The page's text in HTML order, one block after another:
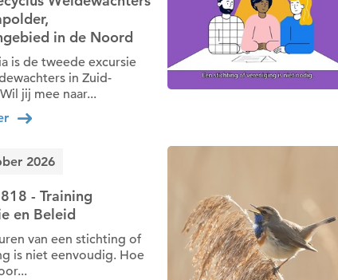
in de Noord
is de tweede excursie
in Zuid-
jij mee naar...
2026
- Training
en Beleid
van een stichting of
is niet eenvoudig. Hoe